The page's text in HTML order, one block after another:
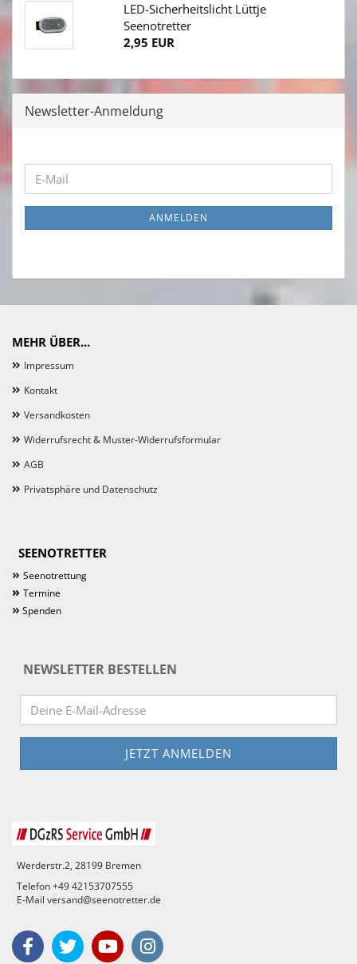
LED-Sicherheitslicht Lüttje
Seenotretter
2,95 EUR
Newsletter-Anmeldung
WEITER
ZUR
NEWSLETTER-
E-
Mail
ANMELDEN
MEHR ÜBER...
Impressum
Kontakt
Versandkosten
Widerrufsrecht & Muster-Widerrufsformular
AGB
Privatsphäre und Datenschutz
SEENOTRETTER
» Seenotrettung
» Termine
» Spenden
NEWSLETTER BESTELLEN
Werderstr.2, 28199 Bremen
Telefon +49 42153707555
E-Mail versand@seenotretter.de